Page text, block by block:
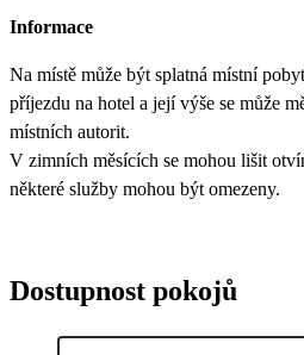
Informace
Na místě může být splatná místní
příjezdu na hotel a její výše se může
místních autorit.
V zimních měsících se mohou lišit
některé služby mohou být omezeny.
Dostupnost pokojů